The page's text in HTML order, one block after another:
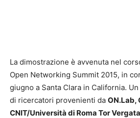
La dimostrazione è avvenuta nel
Open Networking Summit 2015, in
giugno a Santa Clara in California.
di ricercatori provenienti da ON.Lab,
CNIT/Università di Roma Tor